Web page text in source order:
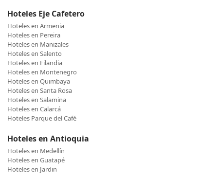
Hoteles Eje Cafetero
Hoteles en Armenia
Hoteles en Pereira
Hoteles en Manizales
Hoteles en Salento
Hoteles en Filandia
Hoteles en Montenegro
Hoteles en Quimbaya
Hoteles en Santa Rosa
Hoteles en Salamina
Hoteles en Calarcá
Hoteles Parque del Café
Hoteles en Antioquia
Hoteles en Medellín
Hoteles en Guatapé
Hoteles en Jardin